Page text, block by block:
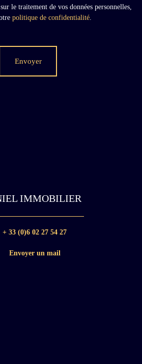
le traitement de vos données personnelles,
politique de confidentialité
Envoyer
IMMOBILIER
+ 33 (0)6 02 27 54 27
Envoyer un mail